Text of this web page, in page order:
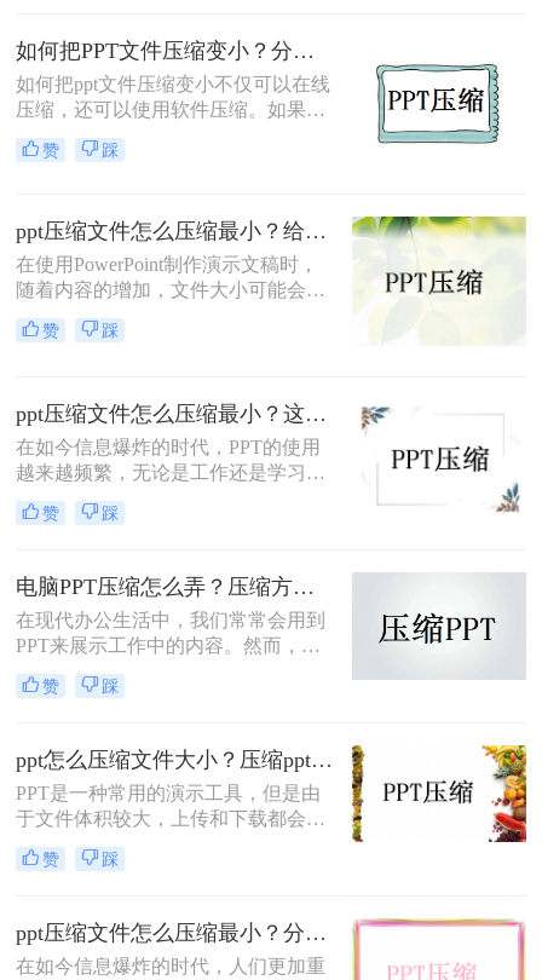
将介绍二种实用的方法，帮助您轻松
压缩PPT文件的大小。
如何把PPT文件压缩变小？分享三种PPT压缩方法！
如何把ppt文件压缩变小不仅可以在线
压缩，还可以使用软件压缩。如果要
选在线ppt压缩，小编会选择转转大师
PPT在线压缩，该网站不仅可以实现
赞 踩
ppt压缩文件怎么压缩最小？给大家介绍四个常用方法！
在使用PowerPoint制作演示文稿时，
随着内容的增加，文件大小可能会迅
速增长。过大的PPT文件不仅占用存
储空间，还会影响分享和传输的效
缩最小呢？本文将介绍四种实用的
PPT压缩方法，帮助您轻松将文件大
小压缩到最小。
赞 踩
ppt压缩文件怎么压缩最小？这二个方法可行！
在如今信息爆炸的时代，PPT的使用
越来越频繁，无论是工作还是学习
中，我们都离不开这个展示工具。然
而，众所周知的是，PPT文件通常会
和移动设备带来了很大的负担。那
么，ppt压缩文件怎么压缩最小呢？本
文将为您揭秘压缩PPT文件的技巧，
让您的PPT文件变得更加轻盈。
赞 踩
电脑PPT压缩怎么弄？压缩方法过来看！
在现代办公生活中，我们常常会用到
PPT来展示工作中的内容。然而，随
着使用时间的增加，我们会发现PPT
文件会变得越来越大，占用了我们宝
么弄呢？为了解决这个问题，我们需
要学习一些压缩PPT的技巧。
赞 踩
ppt怎么压缩文件大小？压缩ppt的4个实用办法！
PPT是一种常用的演示工具，但是由
于文件体积较大，上传和下载都会耗
费较长时间。为了提高用户体验，减
少加载时间，我们需要学会ppt怎么压
缩PPT文件大小的方法。
赞 踩
ppt压缩文件怎么压缩最小？分享一个超实用的方法！
在如今信息爆炸的时代，人们更加重